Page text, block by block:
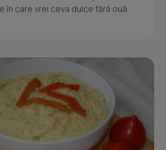
care vrei ceva dulce fără ouă